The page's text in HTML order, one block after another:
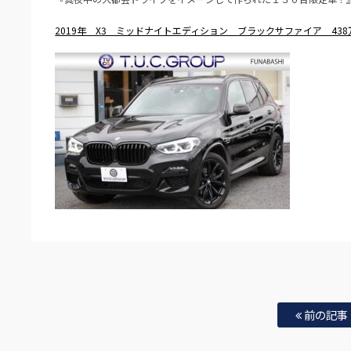
2019年 X3 ミッドナイトエディション ブラックサファイア 438
前の記事